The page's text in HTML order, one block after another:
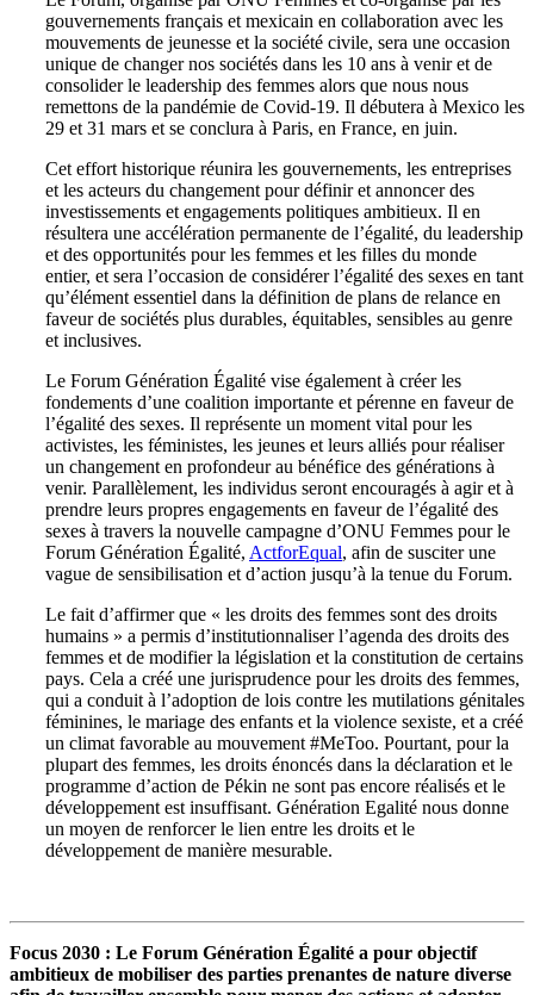
gouvernements français et mexicain en collaboration avec les
mouvements de jeunesse et la société civile, sera une occasion
unique de changer nos sociétés dans les 10 ans à venir et de
consolider le leadership des femmes alors que nous nous
remettons de la pandémie de Covid-19. Il débutera à Mexico les
29 et 31 mars et se conclura à Paris, en France, en juin.
Cet effort historique réunira les gouvernements, les entreprises
et les acteurs du changement pour définir et annoncer des
investissements et engagements politiques ambitieux. Il en
résultera une accélération permanente de l’égalité, du leadership
et des opportunités pour les femmes et les filles du monde
entier, et sera l’occasion de considérer l’égalité des sexes en tant
qu’élément essentiel dans la définition de plans de relance en
faveur de sociétés plus durables, équitables, sensibles au genre
et inclusives.
Le Forum Génération Égalité vise également à créer les
fondements d’une coalition importante et pérenne en faveur de
l’égalité des sexes. Il représente un moment vital pour les
activistes, les féministes, les jeunes et leurs alliés pour réaliser
un changement en profondeur au bénéfice des générations à
venir. Parallèlement, les individus seront encouragés à agir et à
prendre leurs propres engagements en faveur de l’égalité des
sexes à travers la nouvelle campagne d’ONU Femmes pour le
Forum Génération Égalité, ActforEqual, afin de susciter une
vague de sensibilisation et d’action jusqu’à la tenue du Forum.
Le fait d’affirmer que « les droits des femmes sont des droits
humains » a permis d’institutionnaliser l’agenda des droits des
femmes et de modifier la législation et la constitution de certains
pays. Cela a créé une jurisprudence pour les droits des femmes,
qui a conduit à l’adoption de lois contre les mutilations génitales
féminines, le mariage des enfants et la violence sexiste, et a créé
un climat favorable au mouvement #MeToo. Pourtant, pour la
plupart des femmes, les droits énoncés dans la déclaration et le
programme d’action de Pékin ne sont pas encore réalisés et le
développement est insuffisant. Génération Egalité nous donne
un moyen de renforcer le lien entre les droits et le
développement de manière mesurable.
Focus 2030 : Le Forum Génération Égalité a pour objectif
ambitieux de mobiliser des parties prenantes de nature diverse